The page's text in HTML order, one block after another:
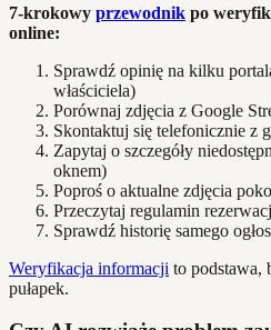
7-krokowy przewodnik po
online:
Sprawdź opinię na kilku
właściciela)
Porównaj zdjęcia z Google
Skontaktuj się telefonicznie z
Zapytaj o szczegóły
oknem)
Poproś o aktualne zdjęcia
Przeczytaj regulamin
Sprawdź historię samego
Weryfikacja informacji to podstawa,
pułapek.